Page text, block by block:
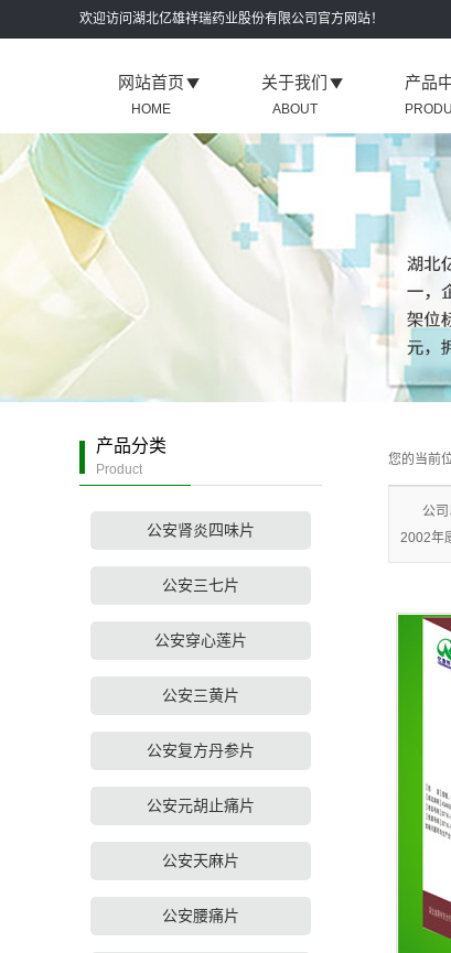
欢迎访问湖北亿雄祥瑞药业股份有限公司官方网站！
网站首页
HOME
关于我们
ABOUT
企业介绍
荣誉资质
生产实力
服务保障
产品
公安肾
公安三
公安穿心
公安
公安复方
公安元
公安天
公安腰
公安利巴
公安盐酸
公安查看
产品分类
Product
公安肾炎四味片
公安三七片
公安穿心莲片
公安三黄片
公安复方丹参片
公安元胡止痛片
公安天麻片
公安腰痛片
您的当前
公
2002年